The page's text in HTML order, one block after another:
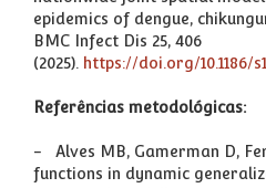
epidemics of dengue,
BMC Infect Dis 25, 406
(2025). https://doi.org/10.1186/
Referências metodológicas:
- Alves MB, Gamerman D,
functions in dynamic